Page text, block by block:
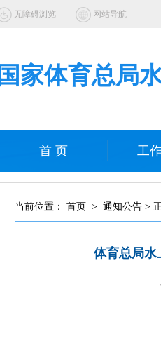
无障碍浏览 网站导航
国家体育总局
首 页 工
当前位置： 首页 > 通知公告 >
体育总局水